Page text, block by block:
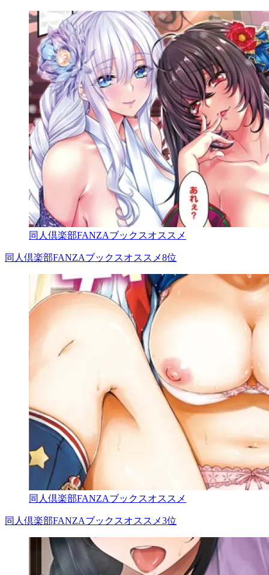
同人倶楽部FANZAブックスオススメ
同人倶楽部FANZAブックスオススメ8位
同人倶楽部FANZAブックスオススメ
同人倶楽部FANZAブックスオススメ3位